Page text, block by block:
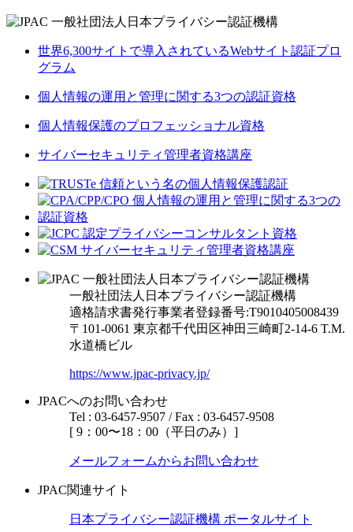
世界6,300サイトで導入されているWebサイト認証プロ
グラム
個人情報の運用と管理に関する3つの認証資格
個人情報保護のプロフェッショナル資格
サイバーセキュリティ管理者資格講座
一般社団法人日本プライバシー認証機構
適格請求書発行事業者登録番号:T9010405008439
〒101-0061 東京都千代田区神田三崎町2-14-6 T.M.
水道橋ビル
https://www.jpac-privacy.jp/
JPACへのお問い合わせ
Tel : 03-6457-9507 / Fax : 03-6457-9508
[ 9：00〜18：00（平日のみ）]
メールフォームからお問い合わせ
JPAC関連サイト
日本プライバシー認証機構 ポータルサイト